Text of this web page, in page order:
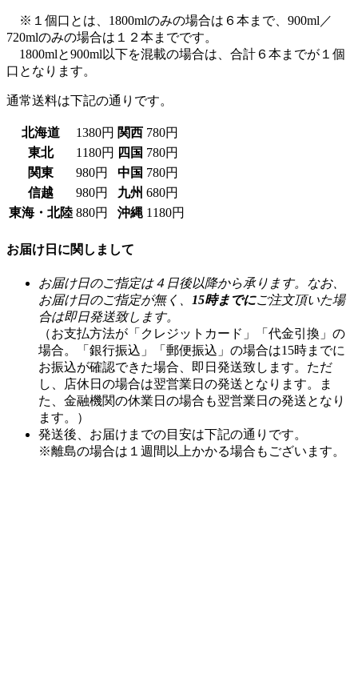
口となります。
通常送料は下記の通りです。
東北
1180円 四国 780円
関東
980円 中国 780円
信越
980円 九州 680円
東海・北陸
880円 沖縄 1180円
お届け日に関しまして
お届け日のご指定が無く、
（お支払方法が「クレジットカード」「代金引換」の
場合。「銀行振込」「郵便振込」の場合は15時までに
お振込が確認できた場合、即日発送致します。ただ
し、店休日の場合は翌営業日の発送となります。ま
た、金融機関の休業日の場合も翌営業日の発送となり
ます。）
発送後、お届けまでの目安は下記の通りです。
※離島の場合は１週間以上かかる場合もございます。